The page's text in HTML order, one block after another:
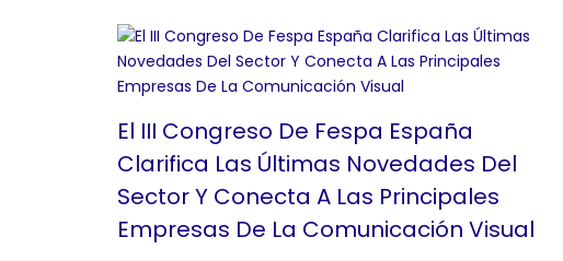
El III Congreso De Fespa España
Clarifica Las Últimas Novedades Del
Sector Y Conecta A Las Principales
Empresas De La Comunicación Visual